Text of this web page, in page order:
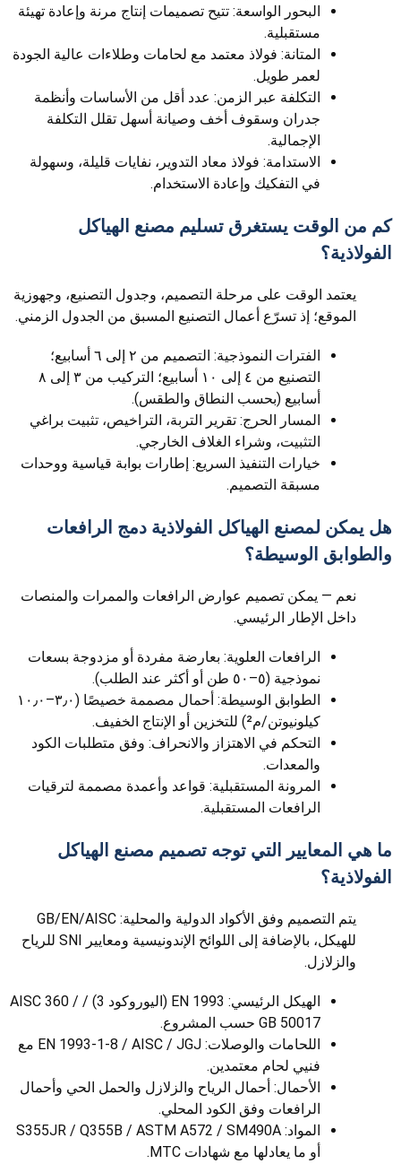
البحور الواسعة: تتيح تصميمات إنتاج مرنة وإعادة تهيئة
مستقبلية.
المتانة: فولاذ معتمد مع لحامات وطلاءات عالية الجودة
لعمر طويل.
التكلفة عبر الزمن: عدد أقل من الأساسات وأنظمة
جدران وسقوف أخف وصيانة أسهل تقلل التكلفة
الإجمالية.
الاستدامة: فولاذ معاد التدوير، نفايات قليلة، وسهولة
في التفكيك وإعادة الاستخدام.
كم من الوقت يستغرق تسليم مصنع الهياكل
الفولاذية؟
يعتمد الوقت على مرحلة التصميم، وجدول التصنيع، وجهوزية
الموقع؛ إذ تسرّع أعمال التصنيع المسبق من الجدول الزمني.
الفترات النموذجية: التصميم من ٢ إلى ٦ أسابيع؛
التصنيع من ٤ إلى ١٠ أسابيع؛ التركيب من ٣ إلى ٨
أسابيع (بحسب النطاق والطقس).
المسار الحرج: تقرير التربة، التراخيص، تثبيت براغي
التثبيت، وشراء الغلاف الخارجي.
خيارات التنفيذ السريع: إطارات بوابة قياسية ووحدات
مسبقة التصميم.
هل يمكن لمصنع الهياكل الفولاذية دمج الرافعات
والطوابق الوسيطة؟
نعم — يمكن تصميم عوارض الرافعات والممرات والمنصات
داخل الإطار الرئيسي.
الرافعات العلوية: بعارضة مفردة أو مزدوجة بسعات
نموذجية (٥–٥٠ طن أو أكثر عند الطلب).
الطوابق الوسيطة: أحمال مصممة خصيصًا (٣٫٠–١٠٫٠
كيلونيوتن/م²) للتخزين أو الإنتاج الخفيف.
التحكم في الاهتزاز والانحراف: وفق متطلبات الكود
والمعدات.
المرونة المستقبلية: قواعد وأعمدة مصممة لترقيات
الرافعات المستقبلية.
ما هي المعايير التي توجه تصميم مصنع الهياكل
الفولاذية؟
يتم التصميم وفق الأكواد الدولية والمحلية: GB/EN/AISC
للهيكل، بالإضافة إلى اللوائح الإندونيسية ومعايير SNI للرياح
والزلازل.
الهيكل الرئيسي: EN 1993 (اليوروكود 3) / AISC 360 /
GB 50017 حسب المشروع.
اللحامات والوصلات: EN 1993-1-8 / AISC / JGJ مع
فنيي لحام معتمدين.
الأحمال: أحمال الرياح والزلازل والحمل الحي وأحمال
الرافعات وفق الكود المحلي.
المواد: S355JR / Q355B / ASTM A572 / SM490A
أو ما يعادلها مع شهادات MTC.